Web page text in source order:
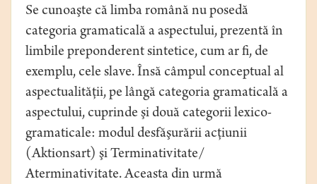
Se cunoaşte că limba română nu posedă
categoria gramaticală a aspectului, prezentă în
limbile preponderent sintetice, cum ar fi, de
exemplu, cele slave. Însă câmpul conceptual al
aspectualităţii, pe lângă categoria gramaticală a
aspectului, cuprinde şi două categorii lexico-
gramaticale: modul desfăşurării acţiunii
(Aktionsart) şi Terminativitate/
Aterminativitate. Aceasta din urmă